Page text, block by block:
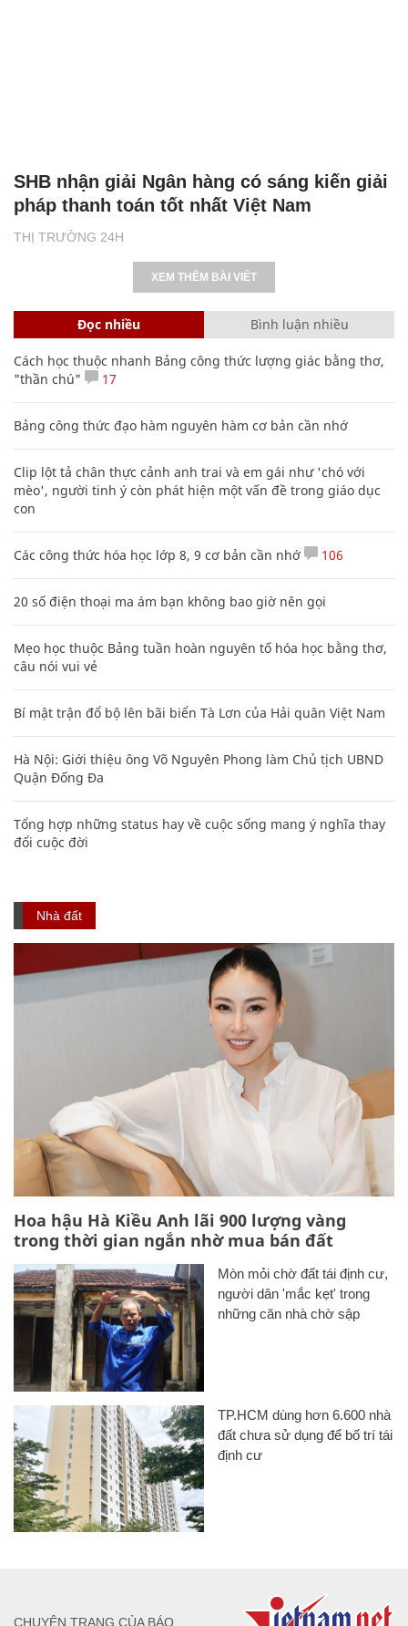
THỊ TRƯỜNG 24H
SHB nhận giải Ngân hàng có sáng kiến giải
pháp thanh toán tốt nhất Việt Nam
XEM THÊM BÀI VIẾT
Đọc nhiều Bình luận nhiều
Cách học thuộc nhanh Bảng công thức lượng giác bằng thơ,
"thần chú"
17
Bảng công thức đạo hàm nguyên hàm cơ bản cần nhớ
Clip lột tả chân thực cảnh anh trai và em gái như 'chó với
mèo', người tinh ý còn phát hiện một vấn đề trong giáo dục
con
Các công thức hóa học lớp 8, 9 cơ bản cần nhớ 106
20 số điện thoại ma ám bạn không bao giờ nên gọi
Mẹo học thuộc Bảng tuần hoàn nguyên tố hóa học bằng thơ,
câu nói vui vẻ
Bí mật trận đổ bộ lên bãi biển Tà Lơn của Hải quân Việt Nam
Hà Nội: Giới thiệu ông Võ Nguyên Phong làm Chủ tịch UBND
Quận Đống Đa
Tổng hợp những status hay về cuộc sống mang ý nghĩa thay
đổi cuộc đời
Nhà đất
Hoa hậu Hà Kiều Anh lãi 900 lượng vàng
trong thời gian ngắn nhờ mua bán đất
Mòn mỏi chờ đất tái định cư,
người dân 'mắc kẹt' trong
những căn nhà chờ sập
TP.HCM dùng hơn 6.600 nhà
đất chưa sử dụng để bố trí tái
định cư
CHUYÊN TRANG CỦA BÁO